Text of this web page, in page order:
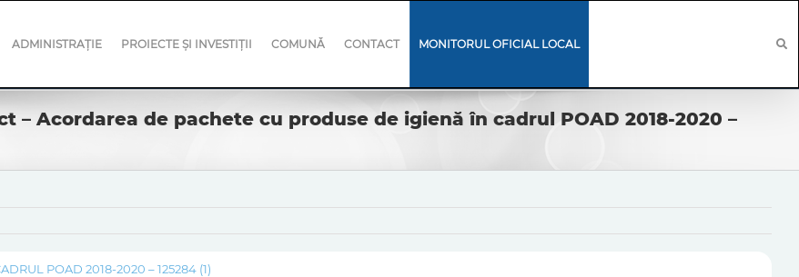
ADMINISTRAȚIE PROIECTE ȘI INVESTIȚII COMUNĂ CONTACT MONITORUL OFICIAL LOCAL
Acordarea de pachete cu produse de igienă în cadrul POAD 2018-2020 –
POAD 2018-2020 – 125284 (1)